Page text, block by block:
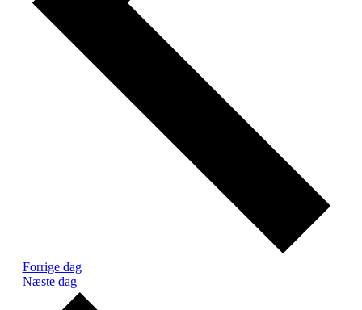
Forrige dag
Næste dag